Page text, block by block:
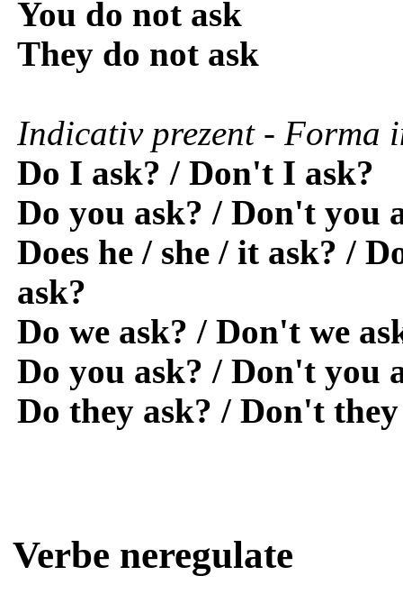
You do not ask
They do not ask
Indicativ prezent - Forma
Do I ask? / Don't I ask?
Do you ask? / Don't you
Does he / she / it ask? /
ask?
Do we ask? / Don't we
Do you ask? / Don't you
Do they ask? / Don't
Verbe neregulate